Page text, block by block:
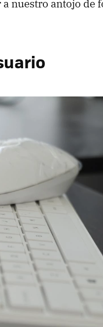
nuestro antojo de